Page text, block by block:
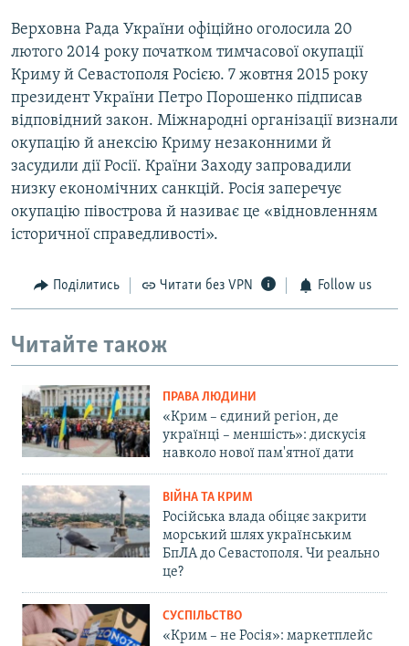
Верховна Рада України офіційно оголосила 20
лютого 2014 року початком тимчасової окупації
Криму й Севастополя Росією. 7 жовтня 2015 року
президент України Петро Порошенко підписав
відповідний закон. Міжнародні організації визнали
окупацію й анексію Криму незаконними й
засудили дії Росії. Країни Заходу запровадили
низку економічних санкцій. Росія заперечує
окупацію півострова й називає це «відновленням
історичної справедливості».
Поділитись Читати без VPN Follow us
Читайте також
ПРАВА ЛЮДИНИ
«Крим – єдиний регіон, де
українці – меншість»: дискусія
навколо нової пам'ятної дати
ВІЙНА ТА КРИМ
Російська влада обіцяє закрити
морський шлях українським
БпЛА до Севастополя. Чи реально
це?
СУСПІЛЬСТВО
«Крим – не Росія»: маркетплейс